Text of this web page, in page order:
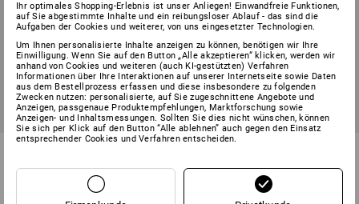
Ihr optimales Shopping-Erlebnis ist unser Anliegen! Einwandfreie Funktionen,
auf Sie abgestimmte Inhalte und ein reibungsloser Ablauf - das sind die
Aufgaben der Cookies und weiterer, von uns eingesetzter Technologien.
Um Ihnen personalisierte Inhalte anzeigen zu können, benötigen wir Ihre
Einwilligung. Wenn Sie auf den Button „Alle akzeptieren“ klicken, werden wir
anhand von Cookies und weiteren (auch KI-gestützten) Verfahren
Informationen über Ihre Interaktionen auf unserer Internetseite sowie Daten
aus dem Bestellprozess erfassen und diese insbesondere zu folgenden
Zwecken nutzen: personalisierte, auf Sie zugeschnittene Angebote und
Anzeigen, passgenaue Produktempfehlungen, Marktforschung sowie
Anzeigen- und Inhaltsmessungen. Sollten Sie dies nicht wünschen, können
Sie sich per Klick auf den Button “Alle ablehnen” auch gegen den Einsatz
entsprechender Cookies und Verfahren entscheiden.